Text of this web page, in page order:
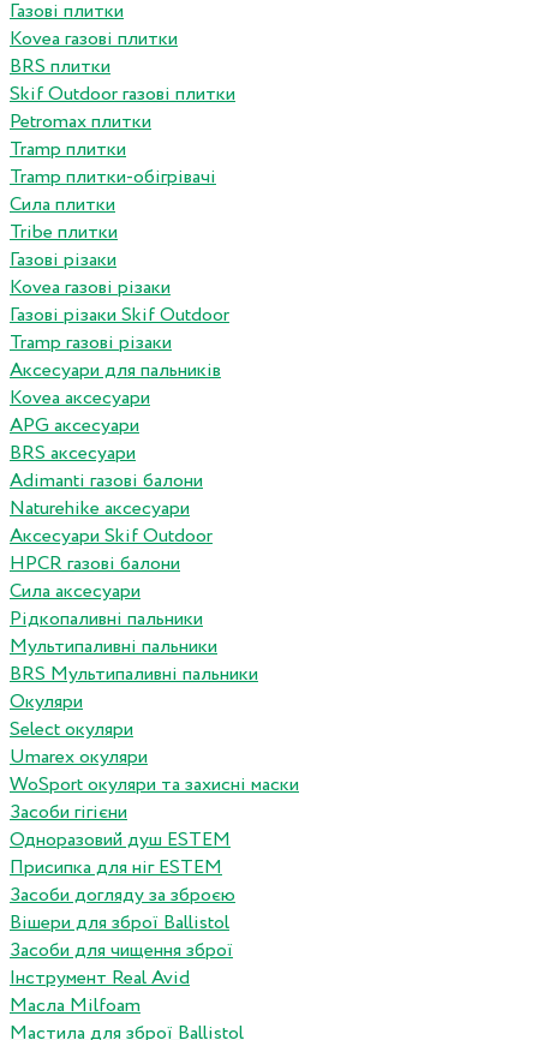
Газові плитки
Kovea газові плитки
BRS плитки
Skif Outdoor газові плитки
Petromax плитки
Tramp плитки
Tramp плитки-обігрівачі
Сила плитки
Tribe плитки
Газові різаки
Kovea газові різаки
Газові різаки Skif Outdoor
Tramp газові різаки
Аксесуари для пальників
Kovea аксесуари
APG аксесуари
BRS аксесуари
Adimanti газові балони
Naturehike аксесуари
Аксесуари Skif Outdoor
HPCR газові балони
Сила аксесуари
Рідкопаливні пальники
Мультипаливні пальники
BRS Мультипаливні пальники
Окуляри
Select окуляри
Umarex окуляри
WoSport окуляри та захисні маски
Засоби гігієни
Одноразовий душ ESTEM
Присипка для ніг ESTEM
Засоби догляду за зброєю
Вішери для зброї Ballistol
Засоби для чищення зброї
Інструмент Real Avid
Масла Milfoam
Мастила для зброї Ballistol